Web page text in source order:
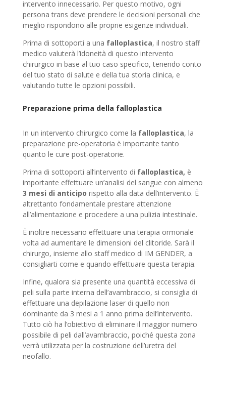
intervento innecessario. Per questo motivo, ogni
persona trans deve prendere le decisioni personali che
meglio rispondono alle proprie esigenze individuali.
Prima di sottoporti a una falloplastica, il nostro staff
medico valuterà l’idoneità di questo intervento
chirurgico in base al tuo caso specifico, tenendo conto
del tuo stato di salute e della tua storia clinica, e
valutando tutte le opzioni possibili.
Preparazione prima della falloplastica
In un intervento chirurgico come la falloplastica, la
preparazione pre-operatoria è importante tanto
quanto le cure post-operatorie.
Prima di sottoporti all’intervento di falloplastica, è
importante effettuare un’analisi del sangue con almeno
3 mesi di anticipo rispetto alla data dell’intervento. È
altrettanto fondamentale prestare attenzione
all’alimentazione e procedere a una pulizia intestinale.
È inoltre necessario effettuare una terapia ormonale
volta ad aumentare le dimensioni del clitoride. Sarà il
chirurgo, insieme allo staff medico di IM GENDER, a
consigliarti come e quando effettuare questa terapia.
Infine, qualora sia presente una quantità eccessiva di
peli sulla parte interna dell’avambraccio, si consiglia di
effettuare una depilazione laser di quello non
dominante da 3 mesi a 1 anno prima dell’intervento.
Tutto ciò ha l’obiettivo di eliminare il maggior numero
possibile di peli dall’avambraccio, poiché questa zona
verrà utilizzata per la costruzione dell’uretra del
neofallo.